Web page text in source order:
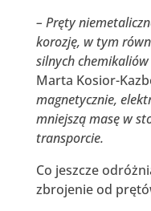
– Pręty
korozję, w tym
silnych chemikaliów
Marta Kosior-
magnetycznie,
mniejszą masę w
transporcie.
Co jeszcze
zbrojenie od